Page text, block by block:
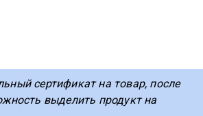
сертификат на товар, после
выделить продукт на